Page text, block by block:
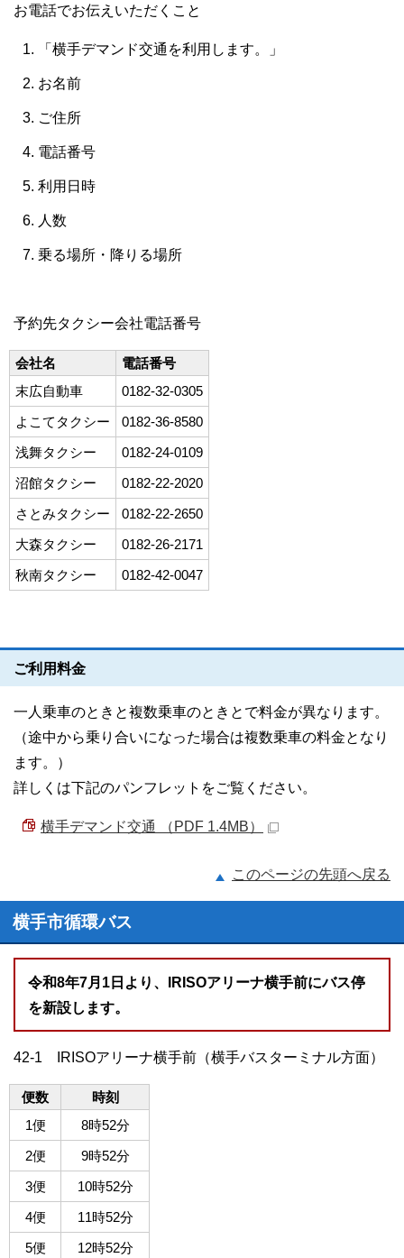
お電話でお伝えいただくこと
「横手デマンド交通を利用します。」
お名前
ご住所
電話番号
利用日時
人数
乗る場所・降りる場所
予約先タクシー会社電話番号
会社名
電話番号
末広自動車
0182-32-0305
よこてタクシー
0182-36-8580
浅舞タクシー
0182-24-0109
沼館タクシー
0182-22-2020
さとみタクシー
0182-22-2650
大森タクシー
0182-26-2171
秋南タクシー
0182-42-0047
ご利用料金
一人乗車のときと複数乗車のときとで料金が異なります。
（途中から乗り合いになった場合は複数乗車の料金となり
ます。）
詳しくは下記のパンフレットをご覧ください。
横手デマンド交通 （PDF 1.4MB）
このページの先頭へ戻る
横手市循環バス
令和8年7月1日より、IRISOアリーナ横手前にバス停
を新設します。
42-1 IRISOアリーナ横手前（横手バスターミナル方面）
便数
時刻
1便
8時52分
2便
9時52分
3便
10時52分
4便
11時52分
5便
12時52分